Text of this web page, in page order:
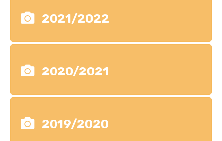
2021/2022
2020/2021
2019/2020